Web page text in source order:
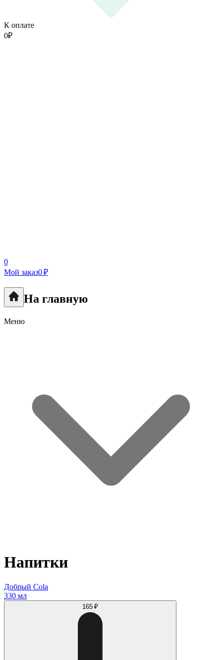
К оплате
0₽
0
Мой заказ0 ₽
На главную
Меню
Напитки
Добрый Cola
330 мл
165 ₽